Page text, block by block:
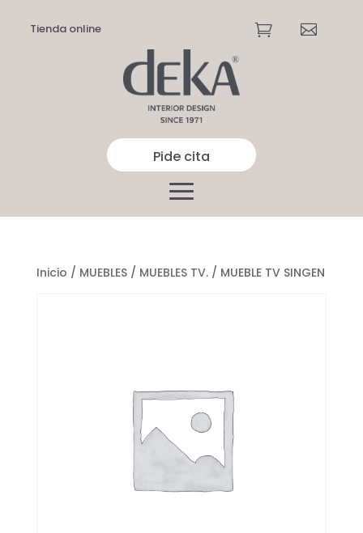
Tienda online  
Pide cita
Inicio / MUEBLES/ MUEBLES TV./ MUEBLE TV SINGEN